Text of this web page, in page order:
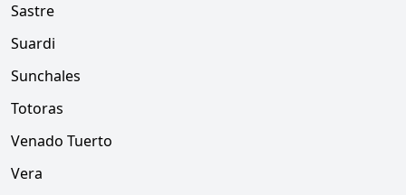
Sastre
Suardi
Sunchales
Totoras
Venado Tuerto
Vera